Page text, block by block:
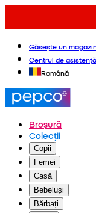
Găsește un
Centrul de asistență
Română
Broșură
Colecții
Copii
Femei
Casă
Bebeluși
Bărbați